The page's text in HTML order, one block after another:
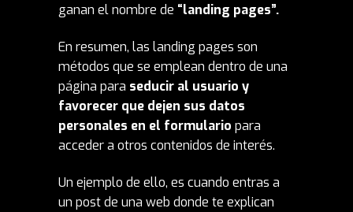
ganan el nombre de “landing pages”.
En resumen, las landing pages son
métodos que se emplean dentro de una
página para seducir al usuario y
favorecer que dejen sus datos
personales en el formulario para
acceder a otros contenidos de interés.
Un ejemplo de ello, es cuando entras a
un post de una web donde te explican